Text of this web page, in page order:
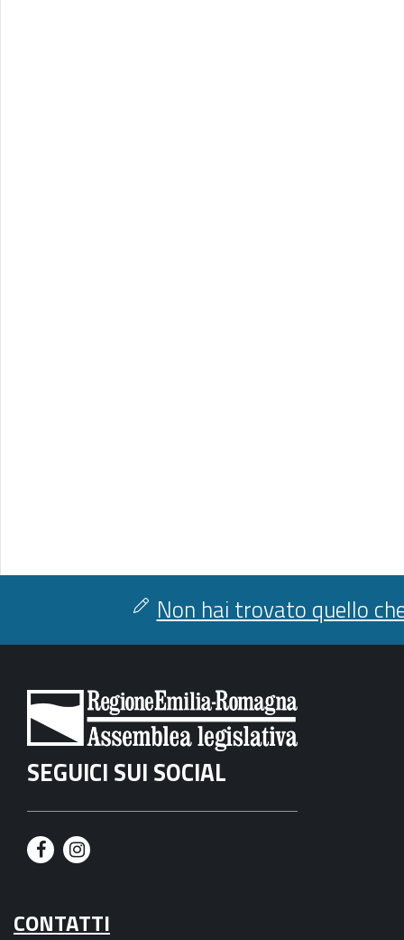
Non hai trovato quello
SEGUICI SUI SOCIAL
F
c
I
s
CONTATTI